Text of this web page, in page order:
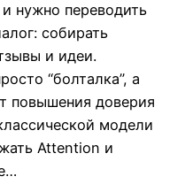
нужно переводить
собирать
и идеи.
“болталка”, а
повышения доверия
модели
Attention и